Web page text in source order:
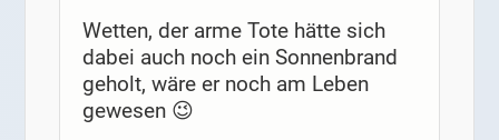
Wetten, der arme Tote hätte sich
dabei auch noch ein Sonnenbrand
geholt, wäre er noch am Leben
gewesen 😉